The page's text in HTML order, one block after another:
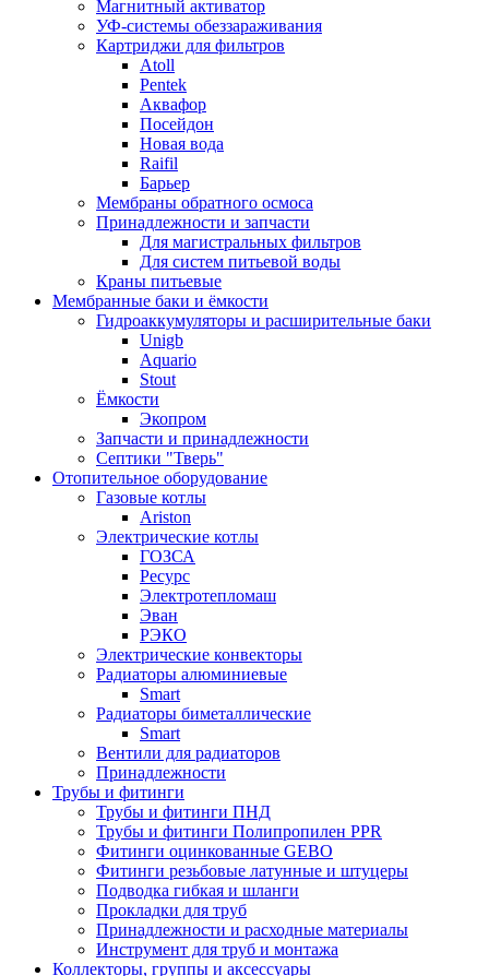
Магнитный активатор
УФ-системы обеззараживания
Картриджи для фильтров
Atoll
Pentek
Аквафор
Посейдон
Новая вода
Raifil
Барьер
Мембраны обратного осмоса
Принадлежности и запчасти
Для магистральных фильтров
Для систем питьевой воды
Краны питьевые
Мембранные баки и ёмкости
Гидроаккумуляторы и расширительные баки
Unigb
Aquario
Stout
Ёмкости
Экопром
Запчасти и принадлежности
Септики "Тверь"
Отопительное оборудование
Газовые котлы
Ariston
Электрические котлы
ГОЗСА
Ресурс
Электротепломаш
Эван
РЭКО
Электрические конвекторы
Радиаторы алюминиевые
Smart
Радиаторы биметаллические
Smart
Вентили для радиаторов
Принадлежности
Трубы и фитинги
Трубы и фитинги ПНД
Трубы и фитинги Полипропилен PPR
Фитинги оцинкованные GEBO
Фитинги резьбовые латунные и штуцеры
Подводка гибкая и шланги
Прокладки для труб
Принадлежности и расходные материалы
Инструмент для труб и монтажа
Коллекторы, группы и аксессуары